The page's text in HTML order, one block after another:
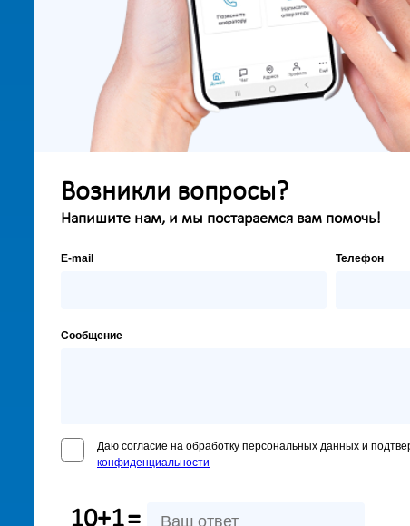
Возникли вопросы?
Напишите нам, и мы постараемся вам помочь!
E-mail Телефон
Сообщение
Даю согласие на обработку персональных данных и
конфиденциальности
10+1=